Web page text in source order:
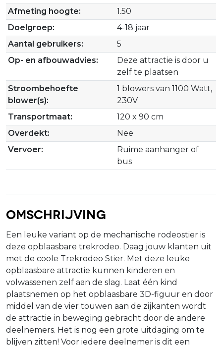
Afmeting hoogte:
1.50
Doelgroep:
4-18 jaar
Aantal gebruikers:
5
Op- en afbouwadvies:
Deze attractie is door u
zelf te plaatsen
Stroombehoefte
blower(s):
1 blowers van 1100 Watt,
230V
Transportmaat:
120 x 90 cm
Overdekt:
Nee
Vervoer:
Ruime aanhanger of
bus
Omschrijving
Een leuke variant op de mechanische rodeostier is
deze opblaasbare trekrodeo. Daag jouw klanten uit
met de coole Trekrodeo Stier. Met deze leuke
opblaasbare attractie kunnen kinderen en
volwassenen zelf aan de slag. Laat één kind
plaatsnemen op het opblaasbare 3D-figuur en door
middel van de vier touwen aan de zijkanten wordt
de attractie in beweging gebracht door de andere
deelnemers. Het is nog een grote uitdaging om te
blijven zitten! Voor iedere deelnemer is dit een